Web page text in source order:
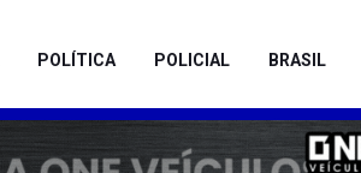
POLÍTICA POLICIAL BRASIL